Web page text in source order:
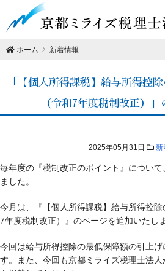
ホーム 新着情報
「【個人所得課税】給与所得控
（令和7年度税制改正）
2025年05月31日 新
毎年度の『税制改正のポイント』につい
ました。
今月は、『【個人所得課税】給与所得控
7年度税制改正）』のページを追加いたし
今回は給与所得控除の最低保障額の引上
す。また、今回も京都ミライズ税理士法